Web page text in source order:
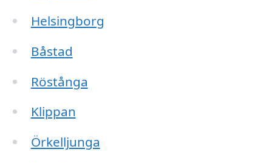
Helsingborg
Båstad
Röstånga
Klippan
Örkelljunga